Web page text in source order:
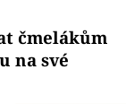
čmelákům
na své